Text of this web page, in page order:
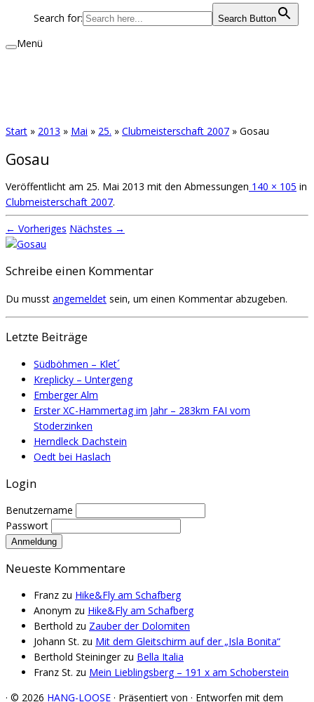
Search for: Search Button
Menü
Start » 2013 » Mai » 25. » Clubmeisterschaft 2007 » Gosau
Gosau
Veröffentlicht am 25. Mai 2013 mit den Abmessungen 140 × 105 in
Clubmeisterschaft 2007.
← Vorheriges Nächstes →
Schreibe einen Kommentar
Du musst angemeldet sein, um einen Kommentar abzugeben.
Letzte Beiträge
Südböhmen – Klet´
Kreplicky – Untergeng
Emberger Alm
Erster XC-Hammertag im Jahr – 283km FAI vom
Stoderzinken
Herndleck Dachstein
Oedt bei Haslach
Login
Benutzername
Passwort
Neueste Kommentare
Franz zu Hike&Fly am Schafberg
Anonym zu Hike&Fly am Schafberg
Berthold zu Zauber der Dolomiten
Johann St. zu Mit dem Gleitschirm auf der „Isla Bonita“
Berthold Steiningerzu Bella Italia
Franz St. zu Mein Lieblingsberg – 191 x am Schoberstein
· © 2026 HANG-LOOSE · Präsentiert von · Entworfen mit dem